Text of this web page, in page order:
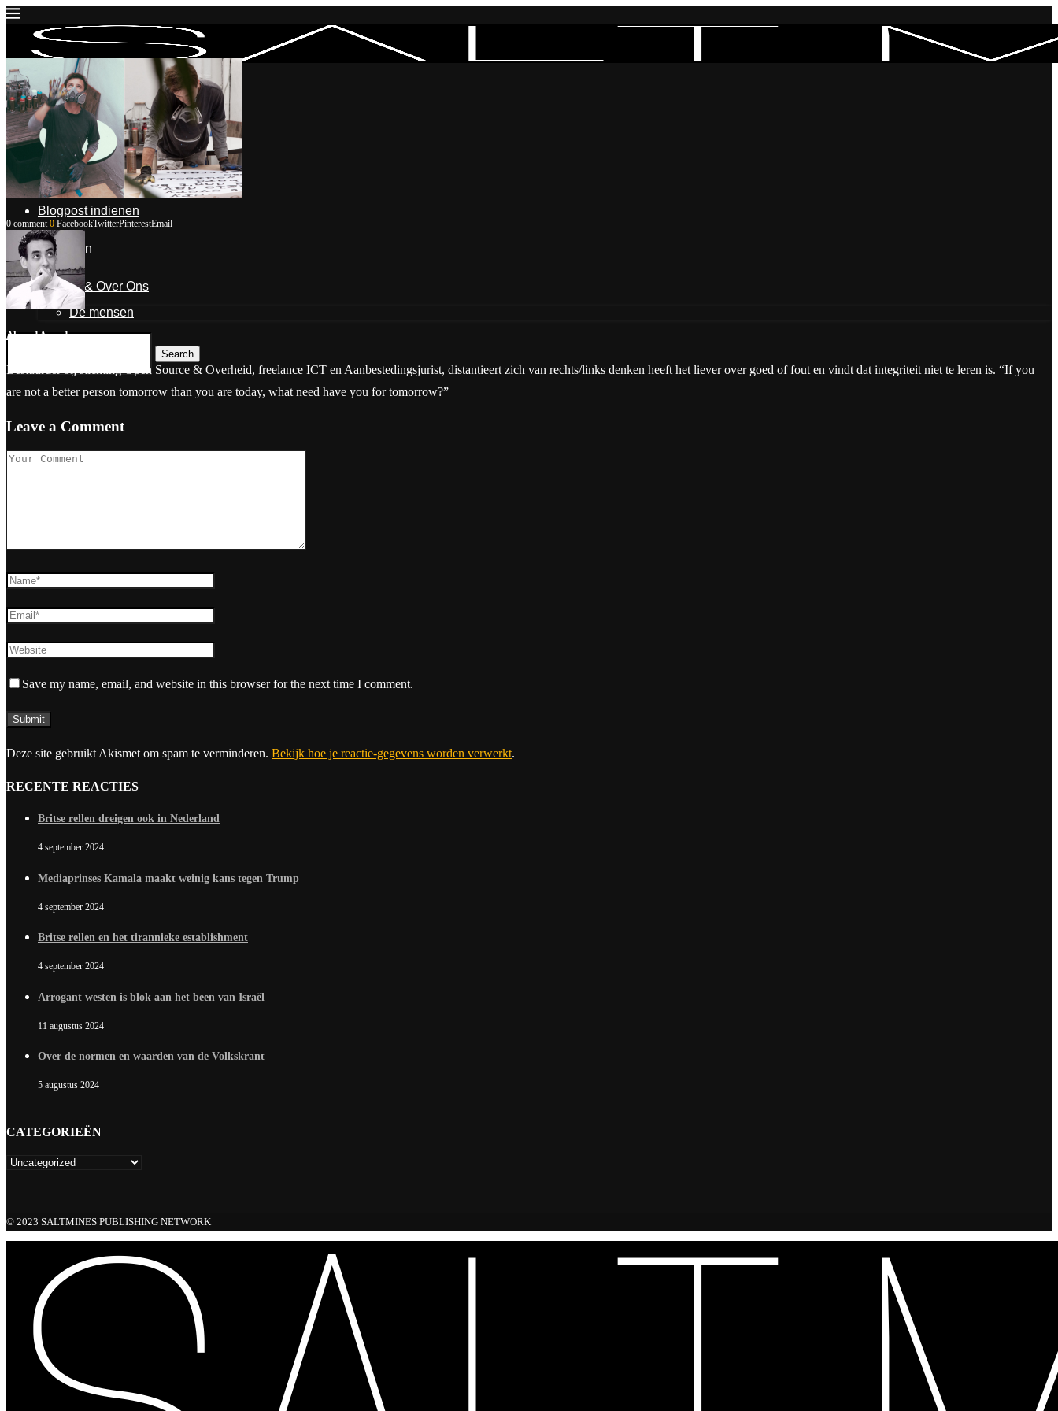
Inloggen
Mijn account
Mijn blogposts
Blogpost indienen
Uitloggen
Contact & Over Ons
De mensen
Search
0 comment 0 FacebookTwitterPinterestEmail
Ahmed Aarad
Bestuurder bij stichting Open Source & Overheid, freelance ICT en Aanbestedingsjurist, distantieert zich van rechts/links denken heeft het liever over goed of fout en vindt dat integriteit niet te leren is. “If you
are not a better person tomorrow than you are today, what need have you for tomorrow?”
Leave a Comment
Save my name, email, and website in this browser for the next time I comment.
Deze site gebruikt Akismet om spam te verminderen. Bekijk hoe je reactie-gegevens worden verwerkt.
RECENTE REACTIES
Britse rellen dreigen ook in Nederland
4 september 2024
Mediaprinses Kamala maakt weinig kans tegen Trump
4 september 2024
Britse rellen en het tirannieke establishment
4 september 2024
Arrogant westen is blok aan het been van Israël
11 augustus 2024
Over de normen en waarden van de Volkskrant
5 augustus 2024
CATEGORIEËN
© 2023 SALTMINES PUBLISHING NETWORK